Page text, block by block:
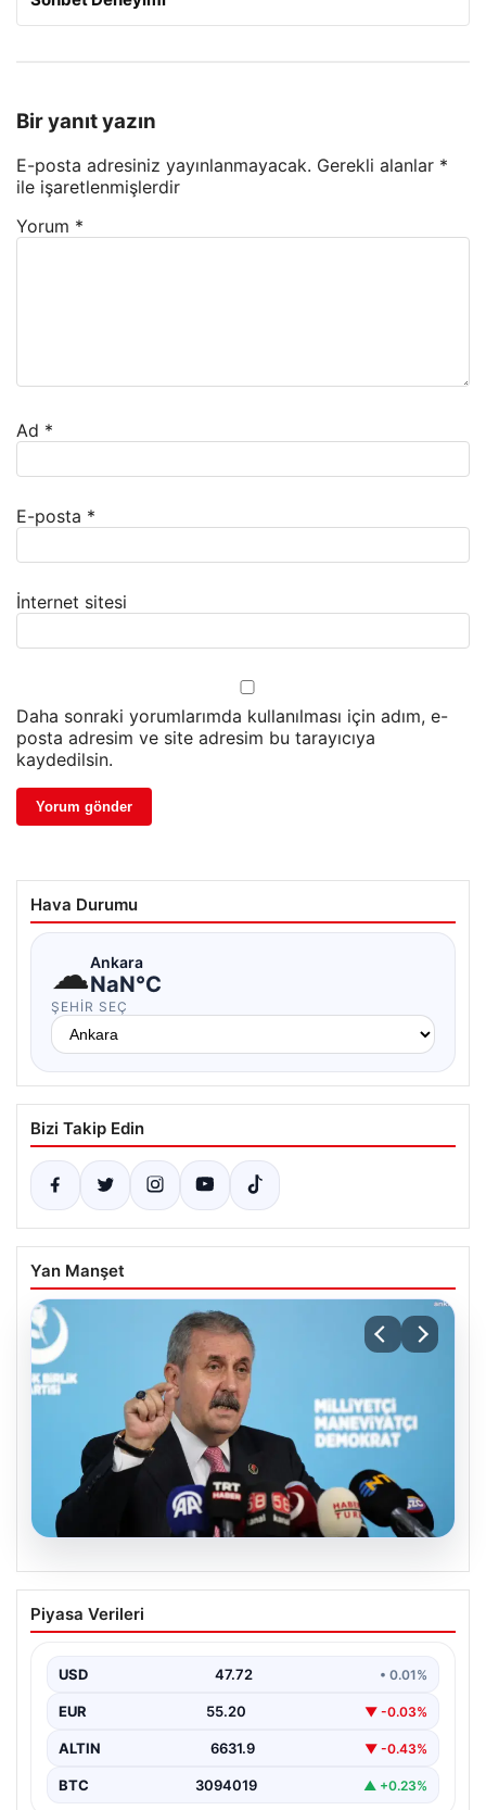
Bir yanıt yazın
E-posta adresiniz yayınlanmayacak. Gerekli alanlar *
ile işaretlenmişlerdir
Yorum *
Ad *
E-posta *
İnternet sitesi
Daha sonraki yorumlarımda kullanılması için adım, e-
posta adresim ve site adresim bu tarayıcıya
kaydedilsin.
Hava Durumu
☁Ankara
NaN°C
ŞEHIR SEÇ
Bizi Takip Edin
Yan Manşet
08.08.2026
BBP Genel Başkanı Destici’den çerçeve
yasa tepkisi: Terör örgütü
Büyük Birlik Partisi Genel Başkanı Mustafa Destici,
toplantısında Meclis…
Piyasa Verileri
USD 47.72 • 0.01%
EUR 55.20 ▼ -0.03%
ALTIN 6631.9 ▼ -0.43%
BTC 3094019 ▲ +0.23%